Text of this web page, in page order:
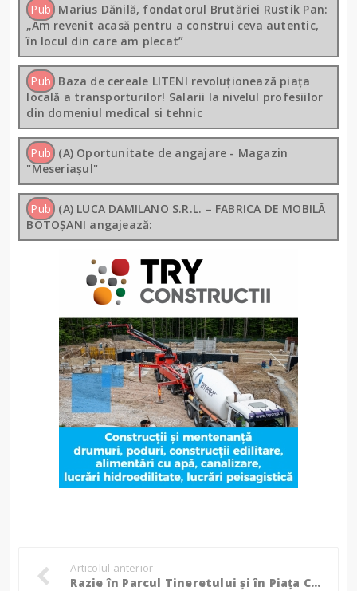
Pub Marius Dănilă, fondatorul Brutăriei Rustik Pan:
„Am revenit acasă pentru a construi ceva autentic,
în locul din care am plecat”
Pub Baza de cereale LITENI revoluționează piața
locală a transporturilor! Salarii la nivelul profesiilor
din domeniul medical si tehnic
Pub (A) Oportunitate de angajare - Magazin
"Meseriașul"
Pub (A) LUCA DAMILANO S.R.L. – FABRICA DE MOBILĂ
BOTOȘANI angajează:
Articolul anterior
Razie în Parcul Tineretului și în Piața Centrală din municipiul Botoșani. Un bărbat, prins în flagrant în timp ce fura un portofel cu 5000 de lei în el!